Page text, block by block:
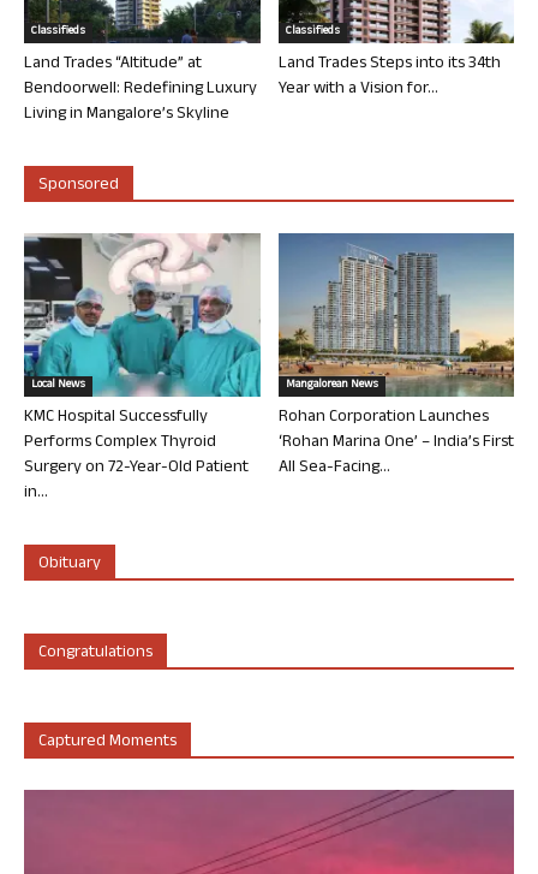
Classifieds
Land Trades “Altitude” at
Bendoorwell: Redefining Luxury
Living in Mangalore’s Skyline
Classifieds
Land Trades Steps into its 34th
Year with a Vision for...
Sponsored
Local News
KMC Hospital Successfully
Performs Complex Thyroid
Surgery on 72-Year-Old Patient
in...
Mangalorean News
Rohan Corporation Launches
‘Rohan Marina One’ – India’s First
All Sea-Facing...
Obituary
Congratulations
Captured Moments